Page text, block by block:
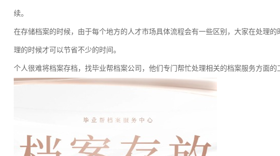
续。
在存储档案的时候，由于每个地方的人才市场具体流程会有一些区别，大家在处理
理的时候才可以节省不少的时间。
个人很难将档案存档，找毕业帮档案公司，他们专门帮忙处理相关的档案服务方面的